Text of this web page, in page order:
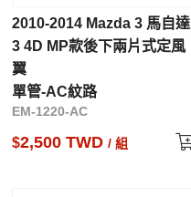
2010-2014 Mazda 3 馬自達
3 4D MP款後下兩片式定風
翼
單管-AC紋路
EM-1220-AC
$2,500 TWD/ 組